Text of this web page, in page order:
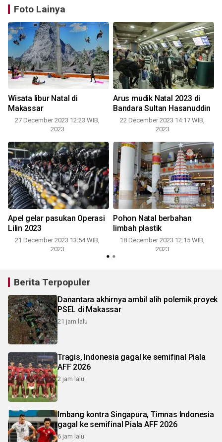
Foto Lainya
Wisata libur Natal di
Makassar
27 December 2023 12:23 WIB,
2023
Arus mudik Natal 2023 di
Bandara Sultan Hasanuddin
22 December 2023 14:17 WIB,
2023
Apel gelar pasukan Operasi
Lilin 2023
21 December 2023 13:54 WIB,
2023
Pohon Natal berbahan
limbah plastik
18 December 2023 12:15 WIB,
2023
Berita Terpopuler
Danantara akhirnya ambil alih polemik proyek
PSEL di Makassar
21 jam lalu
Tragis, Indonesia gagal ke semifinal Piala
AFF 2026
2 jam lalu
Imbang kontra Singapura, Timnas Indonesia
gagal ke semifinal Piala AFF 2026
6 jam lalu